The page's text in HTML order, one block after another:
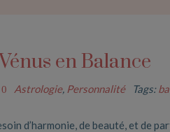
en Balance
0 Astrologie, Personnalité Tags:
d’harmonie, de beauté, et de